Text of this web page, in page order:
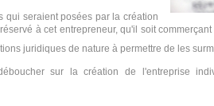
qui seraient posées par la création
à cet entrepreneur, qu'il soit
juridiques de nature à permettre de les
sur la création de l'entreprise